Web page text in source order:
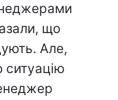
що
Але,
ситуацію